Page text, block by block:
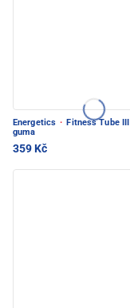
Energetics · Fitness Tube
guma
359 Kč